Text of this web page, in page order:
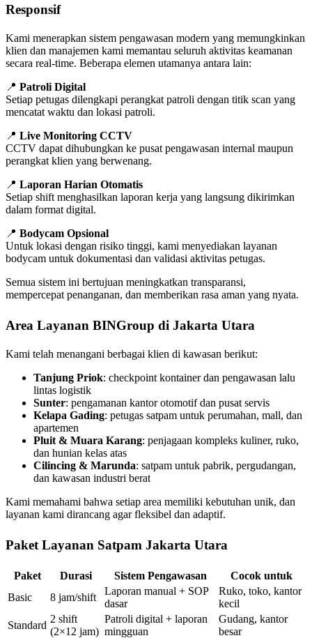
Responsif
Kami menerapkan sistem pengawasan modern yang memungkinkan
klien dan manajemen kami memantau seluruh aktivitas keamanan
secara real-time. Beberapa elemen utamanya antara lain:
📍 Patroli Digital
Setiap petugas dilengkapi perangkat patroli dengan titik scan yang
mencatat waktu dan lokasi patroli.
📍 Live Monitoring CCTV
CCTV dapat dihubungkan ke pusat pengawasan internal maupun
perangkat klien yang berwenang.
📍 Laporan Harian Otomatis
Setiap shift menghasilkan laporan kerja yang langsung dikirimkan
dalam format digital.
📍 Bodycam Opsional
Untuk lokasi dengan risiko tinggi, kami menyediakan layanan
bodycam untuk dokumentasi dan validasi aktivitas petugas.
Semua sistem ini bertujuan meningkatkan transparansi,
mempercepat penanganan, dan memberikan rasa aman yang nyata.
Area Layanan BINGroup di Jakarta Utara
Kami telah menangani berbagai klien di kawasan berikut:
Tanjung Priok: checkpoint kontainer dan pengawasan lalu
lintas logistik
Sunter: pengamanan kantor otomotif dan pusat servis
Kelapa Gading: petugas satpam untuk perumahan, mall, dan
apartemen
Pluit & Muara Karang: penjagaan kompleks kuliner, ruko,
dan hunian kelas atas
Cilincing & Marunda: satpam untuk pabrik, pergudangan,
dan kawasan industri berat
Kami memahami bahwa setiap area memiliki kebutuhan unik, dan
layanan kami dirancang agar fleksibel dan adaptif.
Paket Layanan Satpam Jakarta Utara
Paket Durasi Sistem Pengawasan
Cocok untuk
Basic
8 jam/shift
Laporan manual + SOP
dasar
Ruko, toko, kantor
kecil
Standard
2 shift
(2×12 jam)
Patroli digital + laporan
mingguan
Gudang, kantor
besar